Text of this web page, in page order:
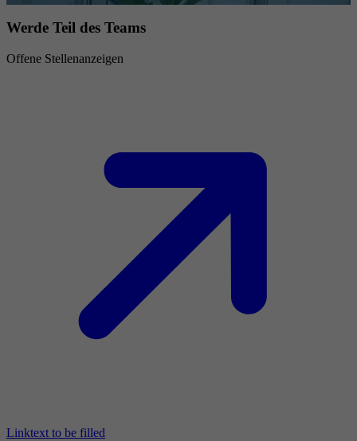
Werde Teil des Teams
Offene Stellenanzeigen
Linktext to be filled